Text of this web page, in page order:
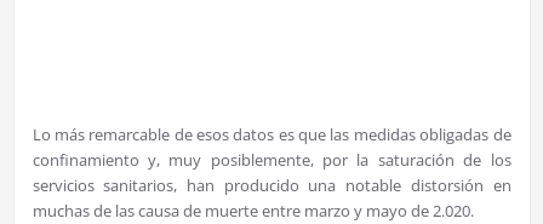
Lo más remarcable de esos datos es que las medidas obligadas de
confinamiento y, muy posiblemente, por la saturación de los
servicios sanitarios, han producido una notable distorsión en
muchas de las causa de muerte entre marzo y mayo de 2.020.